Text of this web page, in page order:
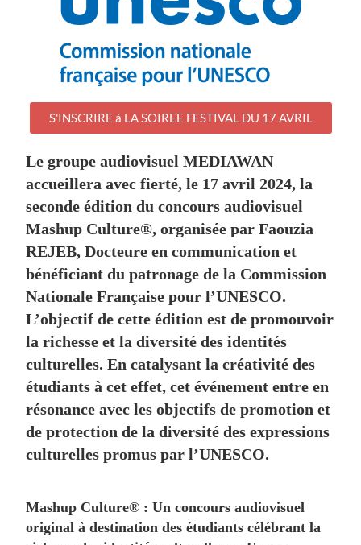
S'INSCRIRE à LA SOIREE FESTIVAL DU 17 AVRIL
Le groupe audiovisuelMEDIAWAN
accueillera avec fierté, le 17 avril 2024, la
seconde édition du concours audiovisuel
Mashup Culture®, organisée par Faouzia
REJEB, Docteure en communication et
bénéficiant du patronage de la Commission
Nationale Française pour l’UNESCO.
L’objectif de cette édition est de promouvoir
la richesse et la diversité des identités
culturelles. En catalysant la créativité des
étudiants à cet effet, cet événement entre en
résonance avec les objectifs de promotion et
de protection de la diversité des expressions
culturelles promus par l’UNESCO.
Mashup Culture® : Un concours audiovisuel
original à destination des étudiants célébrant la